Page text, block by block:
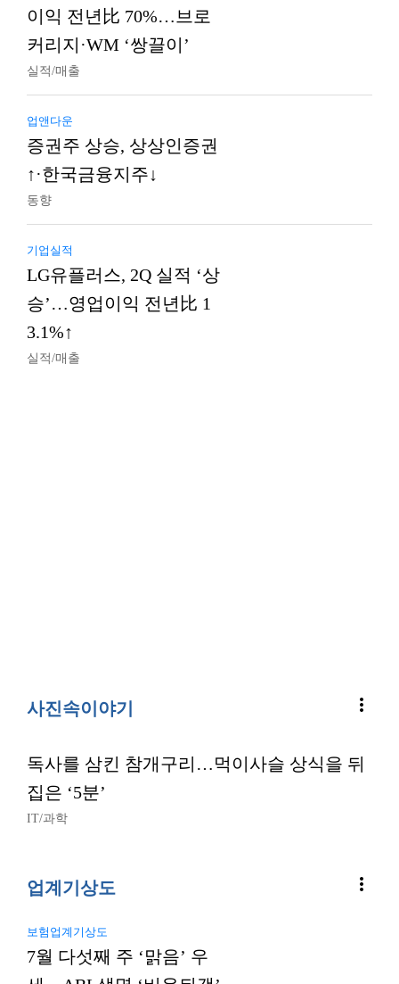
이익 전년比 70%…브로
커리지·WM ‘쌍끌이’
실적/매출
업앤다운
증권주 상승, 상상인증권
↑·한국금융지주↓
동향
기업실적
LG유플러스, 2Q 실적 ‘상
승’…영업이익 전년比 1
3.1%↑
실적/매출
사진속이야기 more_vert
독사를 삼킨 참개구리…먹이사슬 상식을 뒤
집은 ‘5분’
IT/과학
업계기상도 more_vert
보험업계기상도
7월 다섯째 주 ‘맑음’ 우